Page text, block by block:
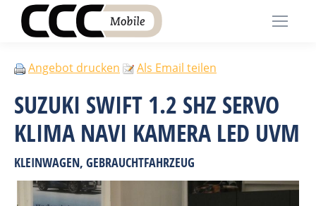
Angebot drucken Als Email teilen
SUZUKI SWIFT 1.2 SHZ SERVO
KLIMA NAVI KAMERA LED UVM
KLEINWAGEN, GEBRAUCHTFAHRZEUG